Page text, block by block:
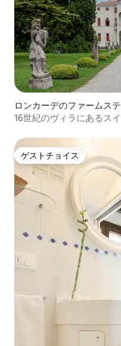
ツィアとパドヴァを結ぶ
ッラーディオの芸術の崇
かあります。 リヴィエラ
トで旅行できます。自転
に、エリア全体に自転車
マルゲラから約20分のと
い街があります。 北には
1700年の優れた建築保存
レ川が流れるトレヴィー
は聖人の街パドヴァがあり
ロンカーデのファームス
16世紀のヴィラにあるス
ゲストチョイス
ゲストチョイス